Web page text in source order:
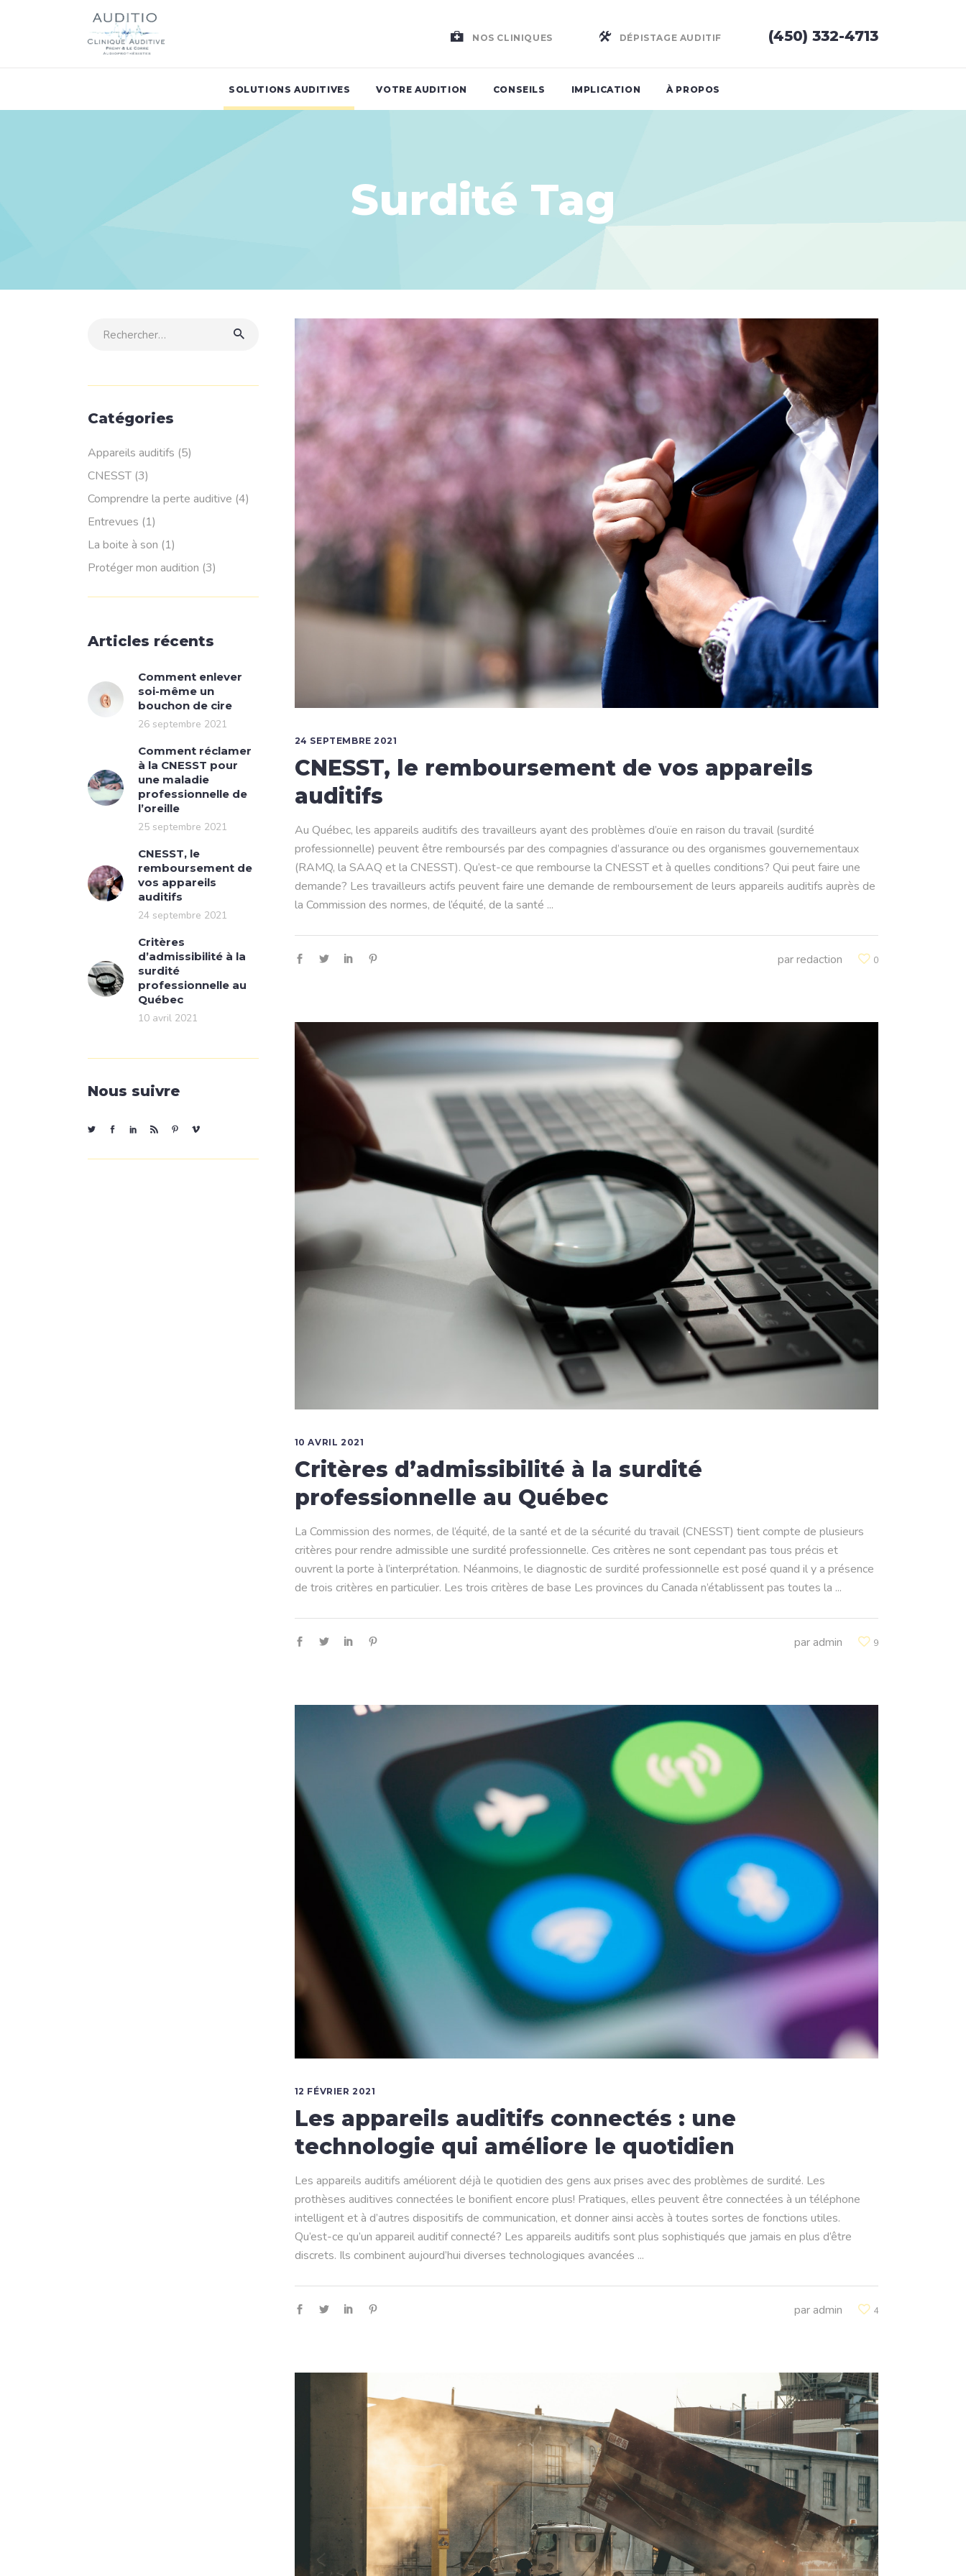
NOS CLINIQUES DÉPISTAGE AUDITIF (450) 332-4713
SOLUTIONS AUDITIVES VOTRE AUDITION CONSEILS IMPLICATION À PROPOS
Surdité Tag
24 SEPTEMBRE 2021
CNESST, le remboursement de vos appareils
auditifs
Au Québec, les appareils auditifs des travailleurs ayant des problèmes d’ouïe en raison du travail (surdité
professionnelle) peuvent être remboursés par des compagnies d’assurance ou des organismes gouvernementaux
(RAMQ, la SAAQ et la CNESST). Qu’est-ce que rembourse la CNESST et à quelles conditions? Qui peut faire une
demande? Les travailleurs actifs peuvent faire une demande de remboursement de leurs appareils auditifs auprès de
la Commission des normes, de l’équité, de la santé
parredaction 0
10 AVRIL 2021
Critères d’admissibilité à la surdité
professionnelle au Québec
La Commission des normes, de l’équité, de la santé et de la sécurité du travail (CNESST) tient compte de plusieurs
critères pour rendre admissible une surdité professionnelle. Ces critères ne sont cependant pas tous précis et
ouvrent la porte à l’interprétation. Néanmoins, le diagnostic de surdité professionnelle est posé quand il y a présence
de trois critères en particulier. Les trois critères de base Les provinces du Canada n’établissent pas toutes la
paradmin 9
12 FÉVRIER 2021
Les appareils auditifs connectés : une
technologie qui améliore le quotidien
Les appareils auditifs améliorent déjà le quotidien des gens aux prises avec des problèmes de surdité. Les
prothèses auditives connectées le bonifient encore plus! Pratiques, elles peuvent être connectées à un téléphone
intelligent et à d’autres dispositifs de communication, et donner ainsi accès à toutes sortes de fonctions utiles.
Qu’est-ce qu’un appareil auditif connecté? Les appareils auditifs sont plus sophistiqués que jamais en plus d’être
discrets. Ils combinent aujourd’hui diverses technologiques avancées
paradmin 4
Rechercher:
Catégories
Appareils auditifs (5)
CNESST (3)
Comprendre la perte auditive (4)
Entrevues (1)
La boite à son (1)
Protéger mon audition (3)
Articles récents
Comment enlever
soi-même un
bouchon de cire
26 septembre 2021
Comment réclamer
à la CNESST pour
une maladie
professionnelle de
l’oreille
25 septembre 2021
CNESST, le
remboursement de
vos appareils
auditifs
24 septembre 2021
Critères
d’admissibilité à la
surdité
professionnelle au
Québec
10 avril 2021
Nous suivre